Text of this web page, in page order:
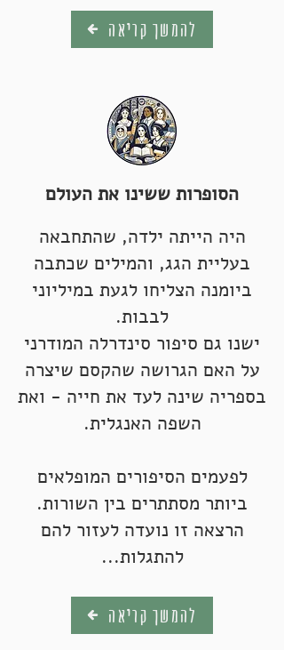
להמשך קריאה
הסופרות ששינו את העולם
היה הייתה ילדה, שהתחבאה
בעליית הגג, והמילים שכתבה
ביומנה הצליחו לגעת במיליוני
לבבות.
ישנו גם סיפור סינדרלה המודרני
על האם הגרושה שהקסם שיצרה
בספריה שינה לעד את חייה - ואת
השפה האנגלית.
לפעמים הסיפורים המופלאים
ביותר מסתתרים בין השורות.
הרצאה זו נועדה לעזור להם
להתגלות...
להמשך קריאה